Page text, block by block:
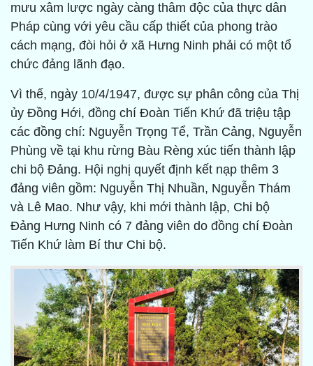
mưu xâm lược ngày càng thâm độc của thực dân
Pháp cùng với yêu cầu cấp thiết của phong trào
cách mạng, đòi hỏi ở xã Hưng Ninh phải có một tổ
chức đảng lãnh đạo.
Vì thế, ngày 10/4/1947, được sự phân công của Thị
ủy Đồng Hới, đồng chí Đoàn Tiến Khứ đã triệu tập
các đồng chí: Nguyễn Trọng Tể, Trần Cảng, Nguyễn
Phùng về tại khu rừng Bàu Rèng xúc tiến thành lập
chi bộ Đảng. Hội nghị quyết định kết nạp thêm 3
đảng viên gồm: Nguyễn Thị Nhuần, Nguyễn Thám
và Lê Mao. Như vậy, khi mới thành lập, Chi bộ
Đảng Hưng Ninh có 7 đảng viên do đồng chí Đoàn
Tiến Khứ làm Bí thư Chi bộ.